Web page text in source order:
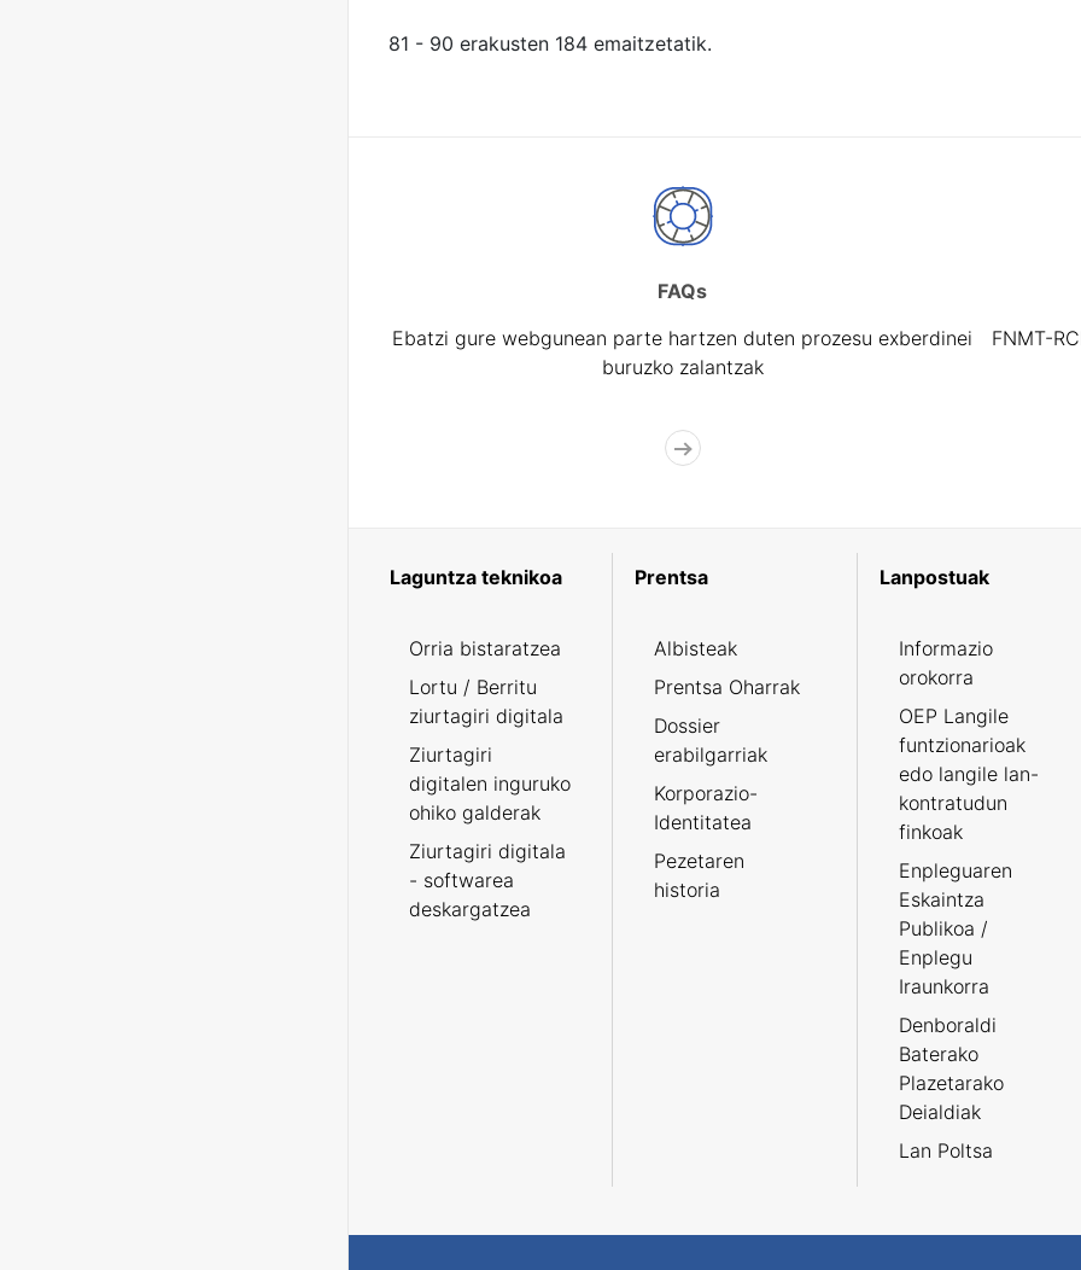
81 - 90 erakusten 184 emaitzetatik.
FAQs
Ebatzi gure webgunean parte hartzen duten prozesu exberdinei
buruzko zalantzak
FNMT-
Laguntza teknikoa
Orria bistaratzea
Lortu / Berritu
ziurtagiri digitala
Ziurtagiri
digitalen inguruko
ohiko galderak
Ziurtagiri digitala
- softwarea
deskargatzea
Prentsa
Albisteak
Prentsa Oharrak
Dossier
erabilgarriak
Korporazio-
Identitatea
Pezetaren
historia
Lanpostuak
Informazio
orokorra
OEP Langile
funtzionarioak
edo langile lan-
kontratudun
finkoak
Enpleguaren
Eskaintza
Publikoa /
Enplegu
Iraunkorra
Denboraldi
Baterako
Plazetarako
Deialdiak
Lan Poltsa